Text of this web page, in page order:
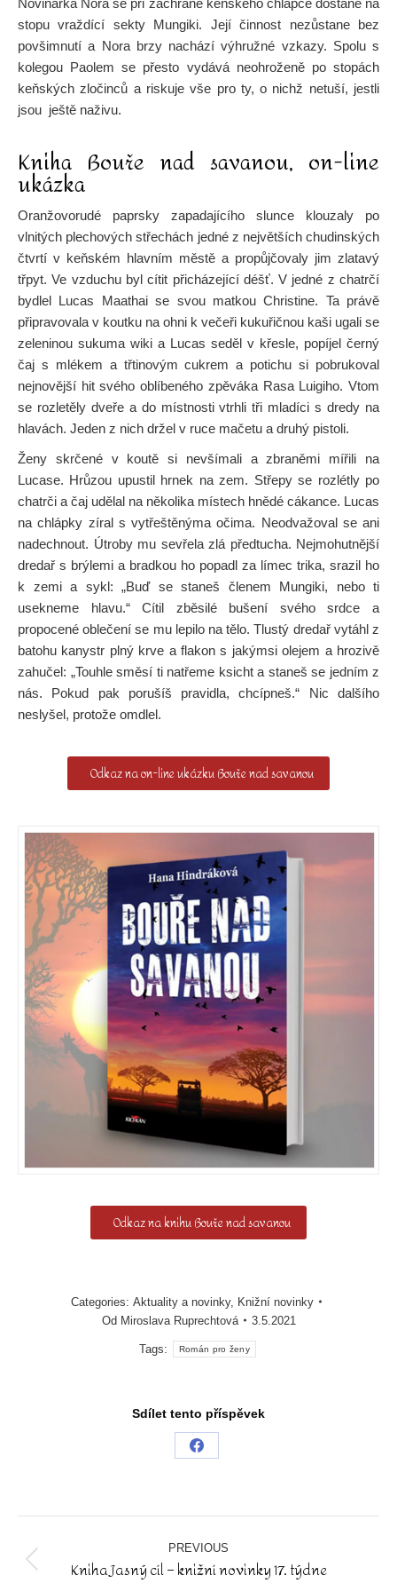
Novinářka Nora se při záchraně keňského chlapce dostane na
stopu vraždící sekty Mungiki. Její činnost nezůstane bez
povšimnutí a Nora brzy nachází výhružné vzkazy. Spolu s
kolegou Paolem se přesto vydává neohroženě po stopách
keňských zločinců a riskuje vše pro ty, o nichž netuší, jestli
jsou ještě naživu.
Kniha Bouře nad savanou, on-line
ukázka
Oranžovorudé paprsky zapadajícího slunce klouzaly po
vlnitých plechových střechách jedné z největších chudinských
čtvrtí v keňském hlavním městě a propůjčovaly jim zlatavý
třpyt. Ve vzduchu byl cítit přicházející déšť. V jedné z chatrčí
bydlel Lucas Maathai se svou matkou Christine. Ta právě
připravovala v koutku na ohni k večeři kukuřičnou kaši ugali se
zeleninou sukuma wiki a Lucas seděl v křesle, popíjel černý
čaj s mlékem a třtinovým cukrem a potichu si pobrukoval
nejnovější hit svého oblíbeného zpěváka Rasa Luigiho. Vtom
se rozletěly dveře a do místnosti vtrhli tři mladíci s dredy na
hlavách. Jeden z nich držel v ruce mačetu a druhý pistoli.
Ženy skrčené v koutě si nevšímali a zbraněmi mířili na
Lucase. Hrůzou upustil hrnek na zem. Střepy se rozlétly po
chatrči a čaj udělal na několika místech hnědé cákance. Lucas
na chlápky zíral s vytřeštěnýma očima. Neodvažoval se ani
nadechnout. Útroby mu sevřela zlá předtucha. Nejmohutnější
dredař s brýlemi a bradkou ho popadl za límec trika, srazil ho
k zemi a sykl: „Buď se staneš členem Mungiki, nebo ti
usekneme hlavu.“ Cítil zběsilé bušení svého srdce a
propocené oblečení se mu lepilo na tělo. Tlustý dredař vytáhl z
batohu kanystr plný krve a flakon s jakýmsi olejem a hrozivě
zahučel: „Touhle směsí ti natřeme ksicht a staneš se jedním z
nás. Pokud pak porušíš pravidla, chcípneš.“ Nic dalšího
neslyšel, protože omdlel.
Odkaz na on-line ukázku Bouře nad savanou
Odkaz na knihu Bouře nad savanou
Categories: Aktuality a novinky, Knižní novinky
Od Miroslava Ruprechtová 3.5.2021
Tags: Román pro ženy
Sdílet tento příspěvek
Share
Post
navigation PREVIOUS
Previous
Kniha Jasný cíl – knižní novinky 17. týdne